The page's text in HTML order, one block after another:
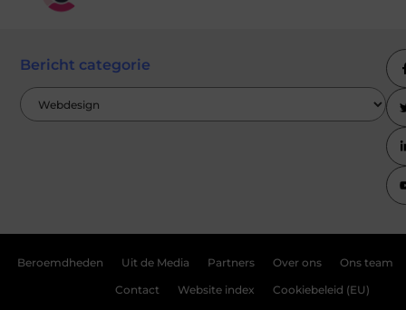
Bericht categorie
Beroemdheden Uit de Media Partners Over ons Ons team
Contact Website index Cookiebeleid (EU)